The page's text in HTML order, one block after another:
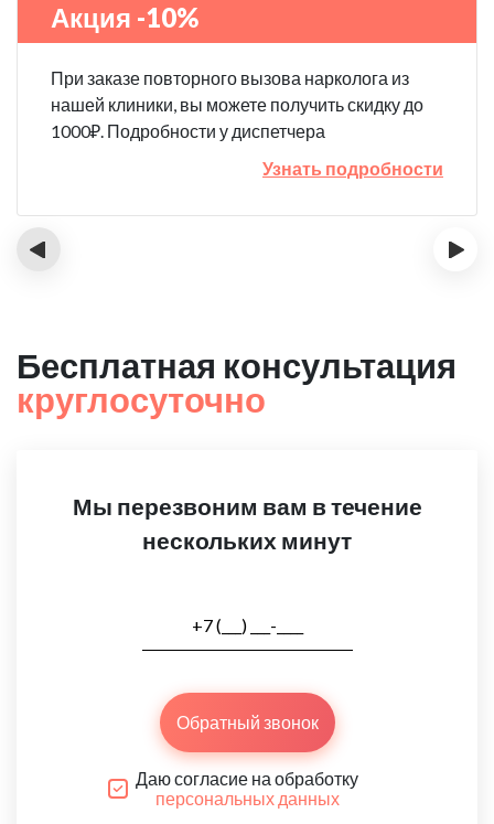
Акция -10%
При заказе повторного вызова нарколога из
нашей клиники, вы можете получить скидку до
1000₽. Подробности у диспетчера
Узнать подробности
‹ ›
Бесплатная консультация
круглосуточно
Мы перезвоним вам в течение
нескольких минут
Обратный звонок
Даю согласие на обработку
персональных данных